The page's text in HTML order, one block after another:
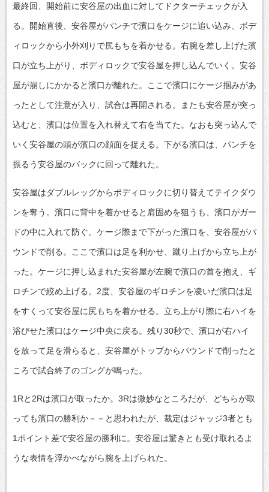
最終回、開始前に安谷屋の出血に対してドクターチェックが入
る。開始直後、安谷屋がパンチで濱口をケージに追い込み、ボデ
ィロックから小外刈りで尻もちを着かせる。右腕を差し上げた濱
口が立ち上がり、ボディロックで安谷屋を押し込んでいく。安谷
屋が崩しにかかると濱口が離れた。ここで濱口にケージ掴みがあ
ったとして注意が入り、試合は再開される。またも安谷屋が突っ
込むと、濱口は位置を入れ替えて右を当てた。なおも突っ込んで
いく安谷屋の頭が濱口の顔面を捉える。下がる濱口は、パンチを
振るう安谷屋のバックに回って離れた。
安谷屋はダブルレッグからボディロックに切り替えてテイクダウ
ンを奪う。濱口に背中を着かせると肩固めを狙うも、濱口がガー
ドの中に入れて防ぐ。ケージ際まで下がった濱口を、安谷屋がパ
ウンドで削る。ここで濱口は足を利かせ、蹴り上げから立ち上が
った。ケージに押し込まれた安谷屋が左腕で濱口の首を抱え、ギ
ロチンで絞め上げる。2度、安谷屋のギロチンを凌いだ濱口は足
をすくって安谷屋に尻もちを着かせる。立ち上がり際に右ハイを
浴びせた濱口はケージ中央に戻る。残り30秒で、濱口が右ハイ
を放って足を滑らると、安谷屋がトップからパウンドで削ったと
ころで試合終了のゴングが鳴った。
1Rと2Rは濱口が取ったか。3Rは微妙なところだが、どちらが取
っても濱口の勝利か－－と思われたが、裁定はジャッジ3者とも
1ポイント差で安谷屋の勝利に。安谷屋は驚きとも受け取れるよ
うな表情を浮かべながら腕を上げられた。